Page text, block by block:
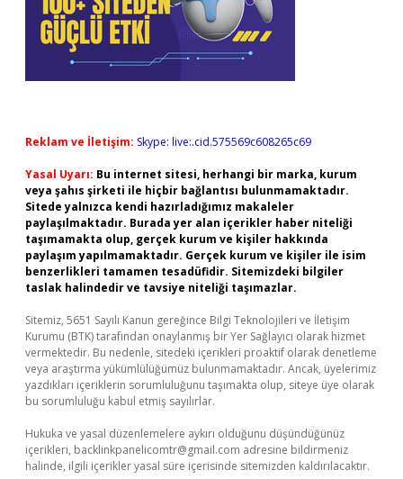
Reklam ve İletişim: Skype: live:.cid.575569c608265c69
Yasal Uyarı: Bu internet sitesi, herhangi bir marka, kurum
veya şahıs şirketi ile hiçbir bağlantısı bulunmamaktadır.
Sitede yalnızca kendi hazırladığımız makaleler
paylaşılmaktadır. Burada yer alan içerikler haber niteliği
taşımamakta olup, gerçek kurum ve kişiler hakkında
paylaşım yapılmamaktadır. Gerçek kurum ve kişiler ile isim
benzerlikleri tamamen tesadüfidir. Sitemizdeki bilgiler
taslak halindedir ve tavsiye niteliği taşımazlar.
Sitemiz, 5651 Sayılı Kanun gereğince Bilgi Teknolojileri ve İletişim
Kurumu (BTK) tarafından onaylanmış bir Yer Sağlayıcı olarak hizmet
vermektedir. Bu nedenle, sitedeki içerikleri proaktif olarak denetleme
veya araştırma yükümlülüğümüz bulunmamaktadır. Ancak, üyelerimiz
yazdıkları içeriklerin sorumluluğunu taşımakta olup, siteye üye olarak
bu sorumluluğu kabul etmiş sayılırlar.
Hukuka ve yasal düzenlemelere aykırı olduğunu düşündüğünüz
içerikleri, backlinkpanelicomtr@gmail.com adresine bildirmeniz
halinde, ilgili içerikler yasal süre içerisinde sitemizden kaldırılacaktır.